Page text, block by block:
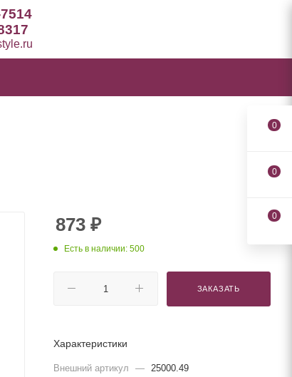
873 ₽
Есть в наличии: 500
ЗАКАЗАТЬ
Характеристики
Внешний артикул —
25000.49
0
0
0